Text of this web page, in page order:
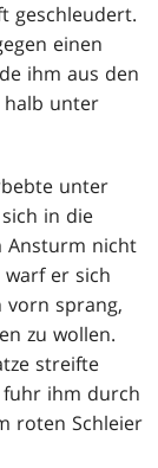
geschleudert.
einen
ihm aus den
halb unter
unter
in die
Ansturm nicht
er sich
vorn sprang,
zu wollen.
streifte
fuhr ihm durch
roten Schleier